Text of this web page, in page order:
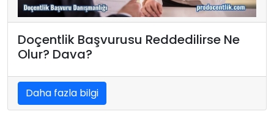
Doçentlik Başvurusu Reddedilirse Ne
Olur? Dava?
Daha fazla bilgi